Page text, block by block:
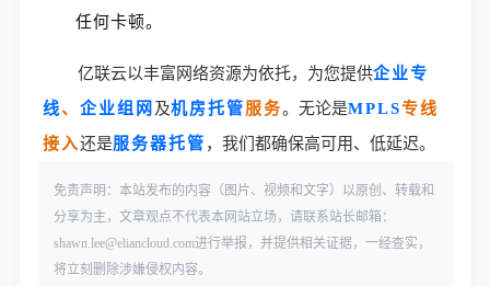
任何卡顿。
亿联云以丰富网络资源为依托，为您提供企业专
线、企业组网 及机房托管服务。无论是MPLS专线
接入还是服务器托管 ，我们都确保高可用、低延迟。
免责声明：本站发布的内容（图片、视频和文字）以原创、转载和
分享为主，文章观点不代表本网站立场，请联系站长邮箱：
shawn.lee@eliancloud.com进行举报，并提供相关证据，一经查实，
将立刻删除涉嫌侵权内容。